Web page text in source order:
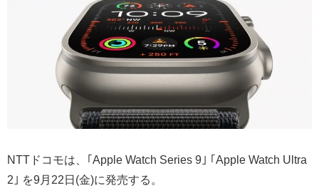
NTTドコモは、｢Apple Watch Series 9｣ ｢Apple Watch Ultra
2｣ を9月22日(金)に発売する。